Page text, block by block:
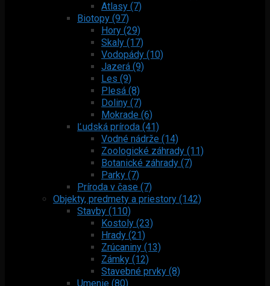
Atlasy (7)
Biotopy (97)
Hory (29)
Skaly (17)
Vodopády (10)
Jazerá (9)
Les (9)
Plesá (8)
Doliny (7)
Mokrade (6)
Ľudská príroda (41)
Vodné nádrže (14)
Zoologické záhrady (11)
Botanické záhrady (7)
Parky (7)
Príroda v čase (7)
Objekty, predmety a priestory (142)
Stavby (110)
Kostoly (23)
Hrady (21)
Zrúcaniny (13)
Zámky (12)
Stavebné prvky (8)
Umenie (80)